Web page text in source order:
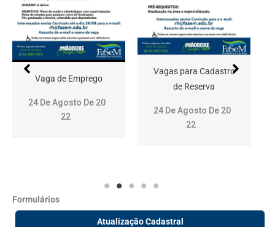
Vaga de Emprego
24 De Agosto De 20
22
Vagas para Cadastro
de Reserva
24 De Agosto De 20
22
Formulários
Atualização Cadastral